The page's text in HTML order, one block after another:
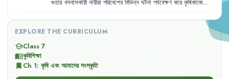
বাজারেও সরবরাহ করেন।
গুহায় বসবাসকারী নারীরা পরিবেশের বিভিন্ন ঘটনা পর্যবেক্ষণ করে কৃষিকাজের
ফলগাছ জন্মাচ্ছে। বুদ্ধিমতী নারীরা সুস্বাদু ফলের বীজ সংরক্ষণ করে পুঁতে
দিলেন এবং যত্ন করে বড় করে
EXPLORE THE CURRICULUM
schoolClass 7
menu_bookকৃষিশিক্ষা
bookmark Ch 1: কৃষি এবং আমাদের সংস্কৃতি